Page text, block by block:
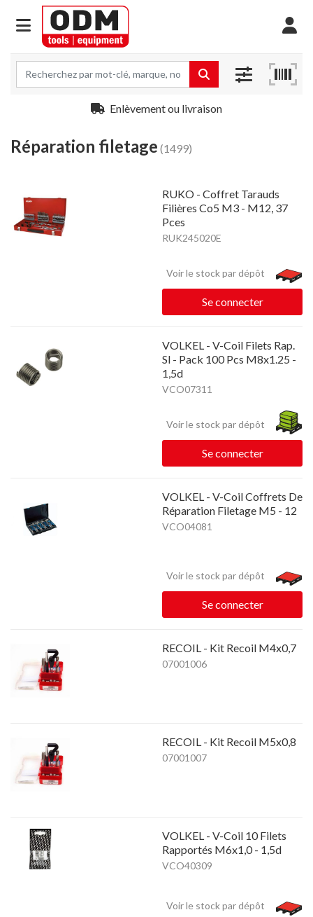
Enlèvement ou livraison
Réparation filetage (1499)
RUKO - Coffret Tarauds
Filières Co5 M3 - M12, 37
Pces
RUK245020E
Voir le stock par dépôt
Se connecter
VOLKEL - V-Coil Filets Rap.
Sl - Pack 100 Pcs M8x1.25 -
1,5d
VCO07311
Voir le stock par dépôt
Se connecter
VOLKEL - V-Coil Coffrets De
Réparation Filetage M5 - 12
VCO04081
Voir le stock par dépôt
Se connecter
RECOIL - Kit Recoil M4x0,7
07001006
RECOIL - Kit Recoil M5x0,8
07001007
VOLKEL - V-Coil 10 Filets
Rapportés M6x1,0 - 1,5d
VCO40309
Voir le stock par dépôt